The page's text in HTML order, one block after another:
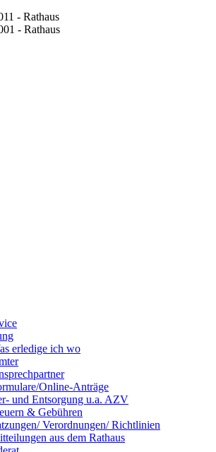
erledige ich wo
Online-Anträge
und Entsorgung u.a. AZV
& Gebühren
Verordnungen/ Richtlinien
aus dem Rathaus